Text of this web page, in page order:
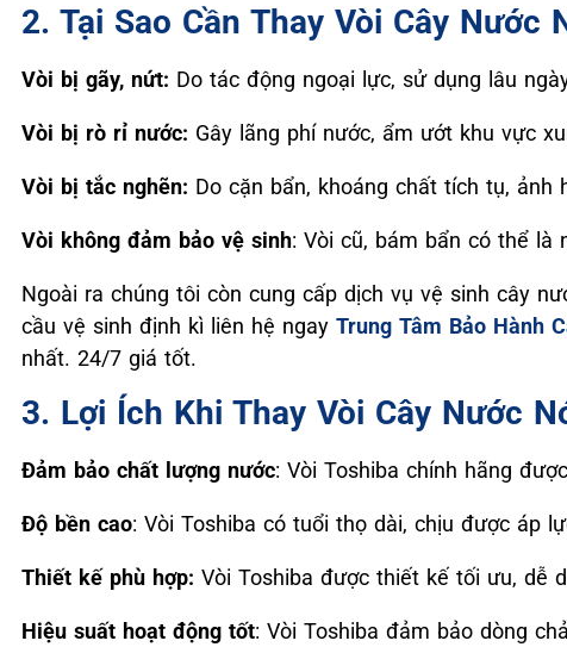
2. Tại Sao Cần Thay Vòi Cây Nước
Vòi bị gãy, nứt: Do tác động ngoại lực, sử dụng lâu
Vòi bị rò rỉ nước: Gây lãng phí nước, ẩm ướt khu vực
Vòi bị tắc nghẽn: Do cặn bẩn, khoáng chất tích tụ, ảnh
Vòi không đảm bảo vệ sinh: Vòi cũ, bám bẩn có thể là
Ngoài ra chúng tôi còn cung cấp dịch vụ vệ sinh cây
cầu vệ sinh định kì liên hệ ngay Trung Tâm Bảo Hành
nhất. 24/7 giá tốt.
3. Lợi Ích Khi Thay Vòi Cây Nước
Đảm bảo chất lượng nước: Vòi Toshiba chính hãng
Độ bền cao: Vòi Toshiba có tuổi thọ dài, chịu được áp
Thiết kế phù hợp: Vòi Toshiba được thiết kế tối ưu, dễ
Hiệu suất hoạt động tốt: Vòi Toshiba đảm bảo dòng